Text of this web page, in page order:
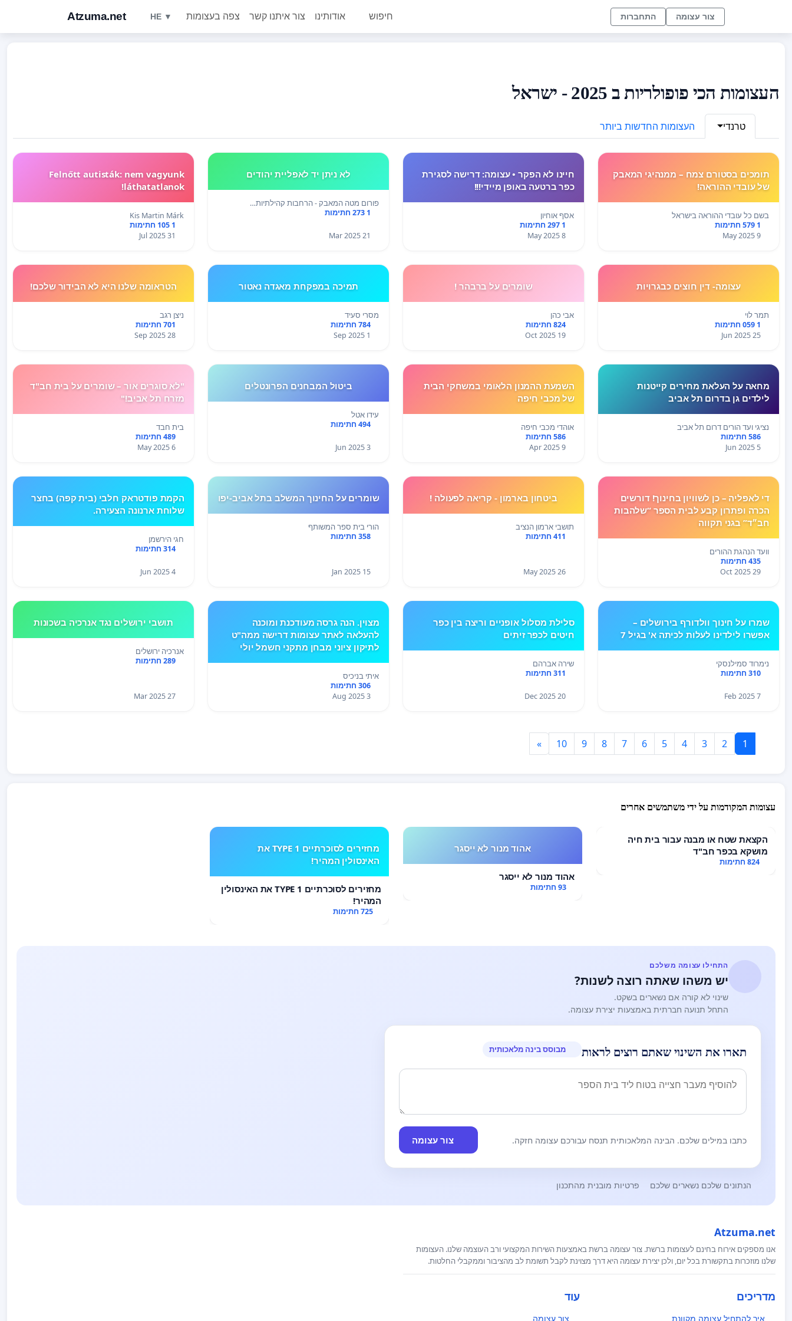
Atzuma.net HE ▼ צפה בעצומות צור איתנו קשר אודותינו חיפוש התחברות צור עצומה
העצומות הכי פופולריות ב 2025 - ישראל
טרנדי העצומות החדשות ביותר
תומכים בסטורם צמח – ממנהיגי המאבק
של עובדי ההוראה!
בשם כל עובדי ההוראה בישראל
1 579 חתימות
9 May 2025
חיינו לא הפקר • עצומה: דרישה לסגירת
כפר ברטעה באופן מיידי!!!
אסף אוחיון
1 297 חתימות
8 May 2025
לא ניתן יד לאפליית יהודים
פורום מטה המאבק - הרחבות קהילתיות…
1 273 חתימות
21 Mar 2025
Felnőtt autisták: nem vagyunk
láthatatlanok!
Kis Martin Márk
1 105 חתימות
31 Jul 2025
עצומה- דין חוצים כבגרויות
תמר לוי
1 059 חתימות
25 Jun 2025
שומרים על ברבהר !
אבי כהן
824 חתימות
19 Oct 2025
תמיכה במפקחת מאגדה נאטור
מסרי סעיד
784 חתימות
1 Sep 2025
הטראומה שלנו היא לא הבידור שלכם!
ניצן רגב
701 חתימות
28 Sep 2025
מחאה על העלאת מחירים קייטנות
לילדים גן בדרום תל אביב
נציגי ועד הורים דרום תל אביב
586 חתימות
5 Jun 2025
השמעת ההמנון הלאומי במשחקי הבית
של מכבי חיפה
אוהדי מכבי חיפה
586 חתימות
9 Apr 2025
ביטול המבחנים הפרונטלים
עידו אטל
494 חתימות
3 Jun 2025
"לא סוגרים אור – שומרים על בית חב"ד
מזרח תל אביב!"
בית חבד
489 חתימות
6 May 2025
די לאפליה – כן לשוויון בחינוך! דורשים
הכרה ופתרון קבע לבית הספר “שלהבות
חב״ד” בגני תקווה
וועד הנהגת ההורים
435 חתימות
29 Oct 2025
ביטחון בארמון - קריאה לפעולה !
תושבי ארמון הנציב
411 חתימות
26 May 2025
שומרים על החינוך המשלב בתל אביב-יפו
הורי בית ספר המשותף
358 חתימות
15 Jan 2025
הקמת פודטראק חלבי (בית קפה) בחצר
שלוחת ארנונה הצעירה.
חגי הירשמן
314 חתימות
4 Jun 2025
שמרו על חינוך וולדורף בירושלים –
אפשרו לילדינו לעלות לכיתה א' בגיל 7
נימרוד סמילנסקי
310 חתימות
7 Feb 2025
סלילת מסלול אופניים וריצה בין כפר
חיטים לכפר זיתים
שירה אברהם
311 חתימות
20 Dec 2025
מצוין. הנה גרסה מעודכנת ומוכנה
להעלאה לאתר עצומות דרישה ממה"ט
לתיקון ציוני מבחן מתקני חשמל יולי
איתי בניכיס
306 חתימות
3 Aug 2025
תושבי ירושלים נגד אנרכיה בשכונות
אנרכיה ירושלים
289 חתימות
27 Mar 2025
1
2
3
4
5
6
7
8
9
10
»
עצומות המקודמות על ידי משתמשים אחרים
הקצאת שטח או מבנה עבור בית חיה
מושקא בכפר חב"ד
824 חתימות
אהוד מנור לא ייסגר
אהוד מנור לא ייסגר
93 חתימות
מחזירים לסוכרתיים TYPE 1 את
האינסולין המהיר!
מחזירים לסוכרתיים TYPE 1 את האינסולין
המהיר!
725 חתימות
התחילו עצומה משלכם
יש משהו שאתה רוצה לשנות?
שינוי לא קורה אם נשארים בשקט.
התחל תנועה חברתית באמצעות יצירת עצומה.
תארו את השינוי שאתם רוצים לראות מבוסס בינה מלאכותית
כתבו במילים שלכם. הבינה המלאכותית תנסח עבורכם עצומה חזקה. צור עצומה
הנתונים שלכם נשארים שלכם פרטיות מובנית מהתכנון
Atzuma.net
אנו מספקים אירוח בחינם לעצומות ברשת. צור עצומה ברשת באמצעות השירות המקצועי ורב העוצמה שלנו. העצומות
שלנו מוזכרות בתקשורת בכל יום, ולכן יצירת עצומה היא דרך מצוינת לקבל תשומת לב מהציבור וממקבלי החלטות.
מדריכים
איך להתחיל עצומה מקוונת
עוד
צור עצומה